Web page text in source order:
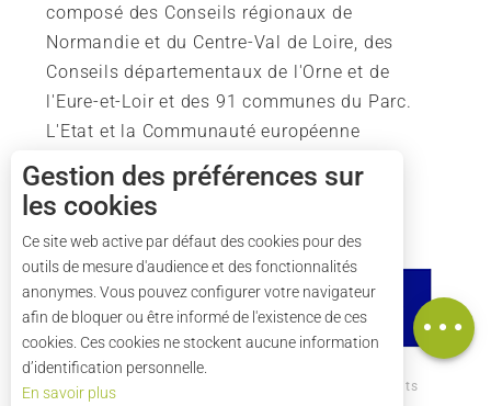
Horaires
Carte
composé des Conseils régionaux de
Normandie et du Centre-Val de Loire, des
Conseils départementaux de l'Orne et de
l'Eure-et-Loir et des 91 communes du Parc.
L'Etat et la Communauté européenne
soutiennent également l'action du Parc.
Comment venir ? Crédits
Gestion des préférences sur
les cookies
Ce site web active par défaut des cookies pour des
outils de mesure d'audience et des fonctionnalités
anonymes. Vous pouvez configurer votre navigateur
afin de bloquer ou être informé de l'existence de ces
cookies. Ces cookies ne stockent aucune information
d’identification personnelle.
En savoir plus